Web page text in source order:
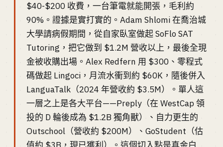
$40-$200 收費，一台筆電就能開張，毛利約
90%。證據是實打實的。Adam Shlomi 在喬治城
大學請病假期間，從自家臥室做起 SoFlo SAT
Tutoring，把它做到 $1.2M 營收以上，最後全現
金被收購出場。Alex Redfern 用 $300、零程式
碼做起 Lingoci，月流水衝到約 $60K，隨後併入
LanguaTalk（2024 年營收約 $3.5M）。單人這
一層之上是各大平台——Preply（在 WestCap 領
投的 D 輪後成為 $1.2B 獨角獸）、自力更生的
Outschool（營收約 $200M）、GoStudent（估